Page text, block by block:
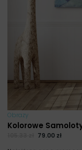
Obrazy
Kolorowe
79.00 zł